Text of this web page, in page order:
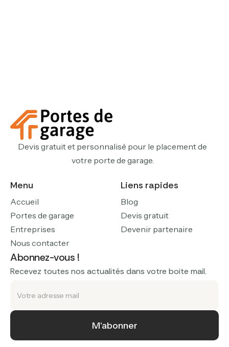
Devis gratuit et personnalisé pour le placement de
votre porte de garage.
Menu
Accueil
Portes de garage
Entreprises
Nous contacter
Liens rapides
Blog
Devis gratuit
Devenir partenaire
Abonnez-vous !
Recevez toutes nos actualités dans votre boite mail.